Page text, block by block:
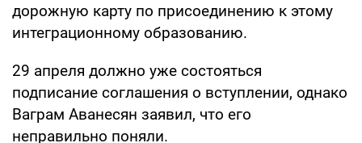
дорожную карту по присоединению к этому
интеграционному образованию.
29 апреля должно уже состояться
подписание соглашения о вступлении, однако
Ваграм Аванесян заявил, что его
неправильно поняли.